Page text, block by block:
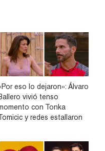
eso lo dejaron»: Álvaro
vivió tenso
con Tonka
y redes estallaron